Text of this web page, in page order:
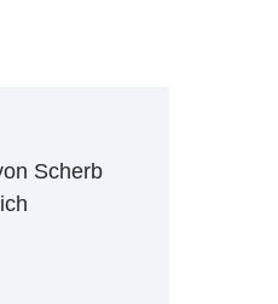
Scherb